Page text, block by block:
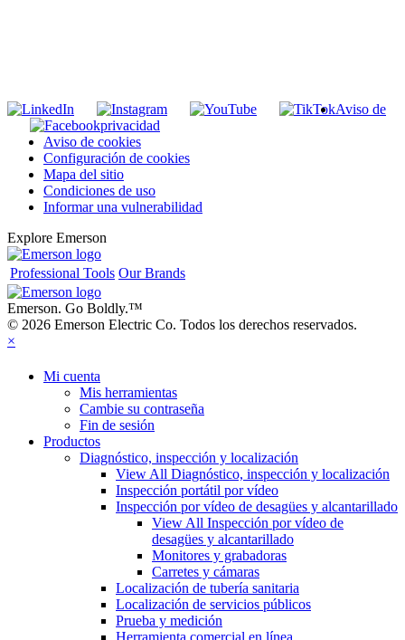
Aviso de
privacidad
Aviso de cookies
Configuración de cookies
Mapa del sitio
Condiciones de uso
Informar una vulnerabilidad
Explore Emerson
Professional Tools Our Brands
Emerson. Go Boldly.™
© 2026 Emerson Electric Co. Todos los derechos reservados.
×
Mi cuenta
Mis herramientas
Cambie su contraseña
Fin de sesión
Productos
Diagnóstico, inspección y localización
View All Diagnóstico, inspección y localización
Inspección portátil por vídeo
Inspección por vídeo de desagües y alcantarillado
View All Inspección por vídeo de
desagües y alcantarillado
Monitores y grabadoras
Carretes y cámaras
Localización de tubería sanitaria
Localización de servicios públicos
Prueba y medición
Herramienta comercial en línea